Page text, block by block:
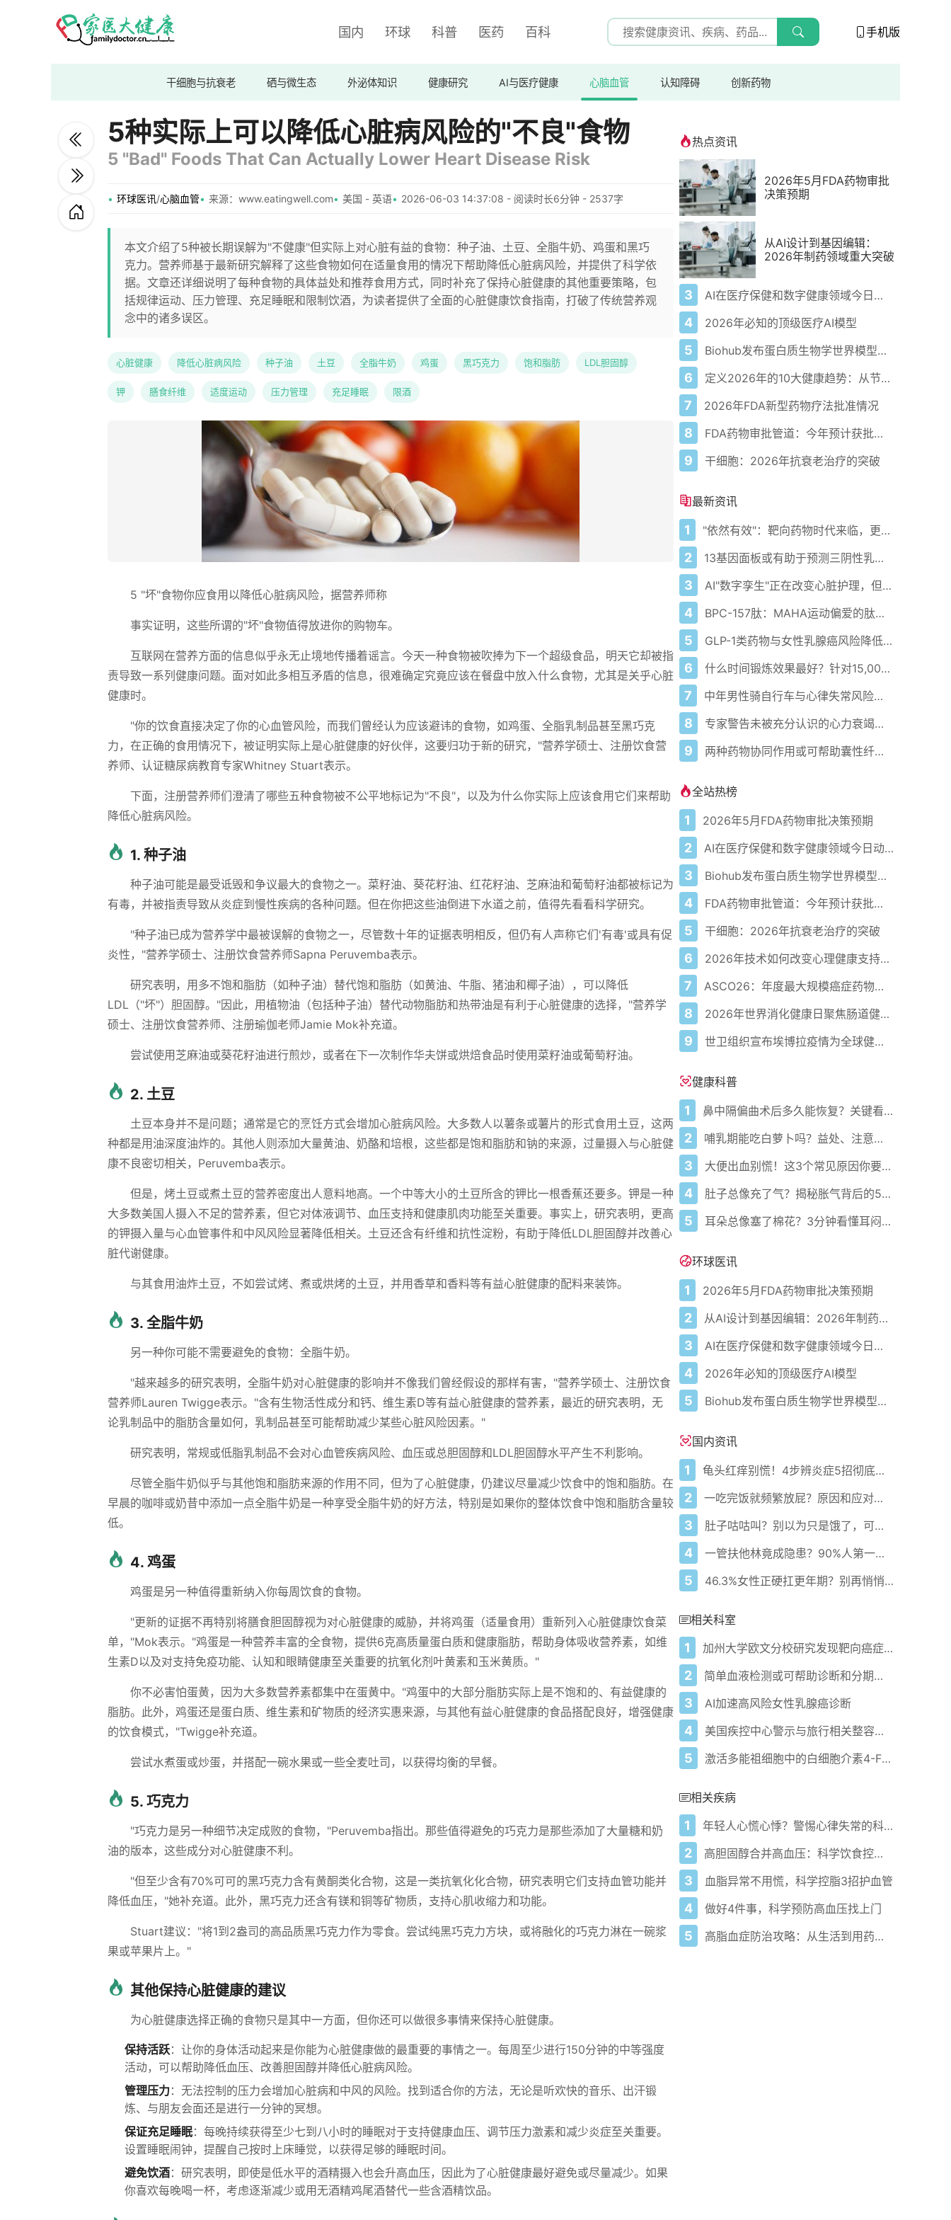
国内 环球 科普 医药 百科 手机版
干细胞与抗衰老 硒与微生态 外泌体知识 健康研究 AI与医疗健康 心脑血管 认知障碍 创新药物
5种实际上可以降低心脏病风险的"不良"食物
5 "Bad" Foods That Can Actually Lower Heart Disease Risk
环球医讯/心脑血管 来源：www.eatingwell.com 美国 - 英语 2026-06-03 14:37:08 - 阅读时长6分钟 - 2537字
本文介绍了5种被长期误解为"不健康"但实际上对心脏有益的食物：种子油、土豆、全脂牛奶、鸡蛋和黑巧
克力。营养师基于最新研究解释了这些食物如何在适量食用的情况下帮助降低心脏病风险，并提供了科学依
据。文章还详细说明了每种食物的具体益处和推荐食用方式，同时补充了保持心脏健康的其他重要策略，包
括规律运动、压力管理、充足睡眠和限制饮酒，为读者提供了全面的心脏健康饮食指南，打破了传统营养观
念中的诸多误区。
心脏健康 降低心脏病风险 种子油 土豆 全脂牛奶 鸡蛋 黑巧克力 饱和脂肪 LDL胆固醇
钾 膳食纤维 适度运动 压力管理 充足睡眠 限酒
5 "坏"食物你应食用以降低心脏病风险，据营养师称
事实证明，这些所谓的"坏"食物值得放进你的购物车。
互联网在营养方面的信息似乎永无止境地传播着谣言。今天一种食物被吹捧为下一个超级食品，明天它却被指
责导致一系列健康问题。面对如此多相互矛盾的信息，很难确定究竟应该在餐盘中放入什么食物，尤其是关乎心脏
健康时。
"你的饮食直接决定了你的心血管风险，而我们曾经认为应该避讳的食物，如鸡蛋、全脂乳制品甚至黑巧克
力，在正确的食用情况下，被证明实际上是心脏健康的好伙伴，这要归功于新的研究，"营养学硕士、注册饮食营
养师、认证糖尿病教育专家Whitney Stuart表示。
下面，注册营养师们澄清了哪些五种食物被不公平地标记为"不良"，以及为什么你实际上应该食用它们来帮助
降低心脏病风险。
1. 种子油
种子油可能是最受诋毁和争议最大的食物之一。菜籽油、葵花籽油、红花籽油、芝麻油和葡萄籽油都被标记为
有毒，并被指责导致从炎症到慢性疾病的各种问题。但在你把这些油倒进下水道之前，值得先看看科学研究。
"种子油已成为营养学中最被误解的食物之一，尽管数十年的证据表明相反，但仍有人声称它们'有毒'或具有促
炎性，"营养学硕士、注册饮食营养师Sapna Peruvemba表示。
研究表明，用多不饱和脂肪（如种子油）替代饱和脂肪（如黄油、牛脂、猪油和椰子油），可以降低
LDL（"坏"）胆固醇。"因此，用植物油（包括种子油）替代动物脂肪和热带油是有利于心脏健康的选择，"营养学
硕士、注册饮食营养师、注册瑜伽老师Jamie Mok补充道。
尝试使用芝麻油或葵花籽油进行煎炒，或者在下一次制作华夫饼或烘焙食品时使用菜籽油或葡萄籽油。
2. 土豆
土豆本身并不是问题；通常是它的烹饪方式会增加心脏病风险。大多数人以薯条或薯片的形式食用土豆，这两
种都是用油深度油炸的。其他人则添加大量黄油、奶酪和培根，这些都是饱和脂肪和钠的来源，过量摄入与心脏健
康不良密切相关，Peruvemba表示。
但是，烤土豆或煮土豆的营养密度出人意料地高。一个中等大小的土豆所含的钾比一根香蕉还要多。钾是一种
大多数美国人摄入不足的营养素，但它对体液调节、血压支持和健康肌肉功能至关重要。事实上，研究表明，更高
的钾摄入量与心血管事件和中风风险显著降低相关。土豆还含有纤维和抗性淀粉，有助于降低LDL胆固醇并改善心
脏代谢健康。
与其食用油炸土豆，不如尝试烤、煮或烘烤的土豆，并用香草和香料等有益心脏健康的配料来装饰。
3. 全脂牛奶
另一种你可能不需要避免的食物：全脂牛奶。
"越来越多的研究表明，全脂牛奶对心脏健康的影响并不像我们曾经假设的那样有害，"营养学硕士、注册饮食
营养师Lauren Twigge表示。"含有生物活性成分和钙、维生素D等有益心脏健康的营养素，最近的研究表明，无
论乳制品中的脂肪含量如何，乳制品甚至可能帮助减少某些心脏风险因素。"
研究表明，常规或低脂乳制品不会对心血管疾病风险、血压或总胆固醇和LDL胆固醇水平产生不利影响。
尽管全脂牛奶似乎与其他饱和脂肪来源的作用不同，但为了心脏健康，仍建议尽量减少饮食中的饱和脂肪。在
早晨的咖啡或奶昔中添加一点全脂牛奶是一种享受全脂牛奶的好方法，特别是如果你的整体饮食中饱和脂肪含量较
低。
4. 鸡蛋
鸡蛋是另一种值得重新纳入你每周饮食的食物。
"更新的证据不再特别将膳食胆固醇视为对心脏健康的威胁，并将鸡蛋（适量食用）重新列入心脏健康饮食菜
单，"Mok表示。"鸡蛋是一种营养丰富的全食物，提供6克高质量蛋白质和健康脂肪，帮助身体吸收营养素，如维
生素D以及对支持免疫功能、认知和眼睛健康至关重要的抗氧化剂叶黄素和玉米黄质。"
你不必害怕蛋黄，因为大多数营养素都集中在蛋黄中。"鸡蛋中的大部分脂肪实际上是不饱和的、有益健康的
脂肪。此外，鸡蛋还是蛋白质、维生素和矿物质的经济实惠来源，与其他有益心脏健康的食品搭配良好，增强健康
的饮食模式，"Twigge补充道。
尝试水煮蛋或炒蛋，并搭配一碗水果或一些全麦吐司，以获得均衡的早餐。
5. 巧克力
"巧克力是另一种细节决定成败的食物，"Peruvemba指出。那些值得避免的巧克力是那些添加了大量糖和奶
油的版本，这些成分对心脏健康不利。
"但至少含有70%可可的黑巧克力含有黄酮类化合物，这是一类抗氧化化合物，研究表明它们支持血管功能并
降低血压，"她补充道。此外，黑巧克力还含有镁和铜等矿物质，支持心肌收缩力和功能。
Stuart建议："将1到2盎司的高品质黑巧克力作为零食。尝试纯黑巧克力方块，或将融化的巧克力淋在一碗浆
果或苹果片上。"
其他保持心脏健康的建议
为心脏健康选择正确的食物只是其中一方面，但你还可以做很多事情来保持心脏健康。
保持活跃：让你的身体活动起来是你能为心脏健康做的最重要的事情之一。每周至少进行150分钟的中等强度
活动，可以帮助降低血压、改善胆固醇并降低心脏病风险。
管理压力：无法控制的压力会增加心脏病和中风的风险。找到适合你的方法，无论是听欢快的音乐、出汗锻
炼、与朋友会面还是进行一分钟的冥想。
保证充足睡眠：每晚持续获得至少七到八小时的睡眠对于支持健康血压、调节压力激素和减少炎症至关重要。
设置睡眠闹钟，提醒自己按时上床睡觉，以获得足够的睡眠时间。
避免饮酒：研究表明，即使是低水平的酒精摄入也会升高血压，因此为了心脏健康最好避免或尽量减少。如果
你喜欢每晚喝一杯，考虑逐渐减少或用无酒精鸡尾酒替代一些含酒精饮品。
热点资讯
2026年5月FDA药物审批
决策预期
从AI设计到基因编辑：
2026年制药领域重大突破
3 AI在医疗保健和数字健康领域今日动态——2026年5月4日
4 2026年必知的顶级医疗AI模型
5 Biohub发布蛋白质生物学世界模型以应对疾病
6 定义2026年的10大健康趋势：从节律健康到冷热交替疗法
7 2026年FDA新型药物疗法批准情况
8 FDA药物审批管道：今年预计获批的关键新疗法
9 干细胞：2026年抗衰老治疗的突破
最新资讯
1 "依然有效"：靶向药物时代来临，更多癌症患者得以长期生存
2 13基因面板或有助于预测三阴性乳腺癌对化疗的反应
3 AI"数字孪生"正在改变心脏护理，但它们对女性有效吗
4 BPC-157肽：MAHA运动偏爱的肽的隐秘历史
5 GLP-1类药物与女性乳腺癌风险降低相关
6 什么时间锻炼效果最好？针对15,000人的新研究指出一个明确的窗口期
7 中年男性骑自行车与心律失常风险升高相关
8 专家警告未被充分认识的心力衰竭亚型正在推高成本和再入院率
9 两种药物协同作用或可帮助囊性纤维化患者，斯坦福医学院主导的研究显示
全站热榜
1 2026年5月FDA药物审批决策预期
2 AI在医疗保健和数字健康领域今日动态——2026年5月4日
3 Biohub发布蛋白质生物学世界模型以应对疾病
4 FDA药物审批管道：今年预计获批的关键新疗法
5 干细胞：2026年抗衰老治疗的突破
6 2026年技术如何改变心理健康支持的获取方式
7 ASCO26：年度最大规模癌症药物会议前值得关注的5项数据概览
8 2026年世界消化健康日聚焦肠道健康进展与疾病意识
9 世卫组织宣布埃博拉疫情为全球健康紧急状态：6个关键问题解答
健康科普
1 鼻中隔偏曲术后多久能恢复？关键看这几点
2 哺乳期能吃白萝卜吗？益处、注意事项一次说清
3 大便出血别慌！这3个常见原因你要知道
4 肚子总像充了气？揭秘胀气背后的5大元凶与自救指南
5 耳朵总像塞了棉花？3分钟看懂耳闷的真相与自救指南
环球医讯
1 2026年5月FDA药物审批决策预期
2 从AI设计到基因编辑：2026年制药领域重大突破
3 AI在医疗保健和数字健康领域今日动态——2026年5月4日
4 2026年必知的顶级医疗AI模型
5 Biohub发布蛋白质生物学世界模型以应对疾病
国内资讯
1 龟头红痒别慌！4步辨炎症5招彻底防复发
2 一吃完饭就频繁放屁？原因和应对办法揭秘！
3 肚子咕咕叫？别以为只是饿了，可能是身体在求救！
4 一管扶他林竟成隐患？90%人第一步就错了！
5 46.3%女性正硬扛更年期？别再悄悄忍了！
相关科室
1 加州大学欧文分校研究发现靶向癌症疗法存在严重感染风险
2 简单血液检测或可帮助诊断和分期阿尔茨海默病
3 AI加速高风险女性乳腺癌诊断
4 美国疾控中心警示与旅行相关整容手术的健康风险
5 激活多能祖细胞中的白细胞介素4-FLT3-STAT6轴可恢复炎症和衰老状态下的淋巴细胞生成
相关疾病
1 年轻人心慌心悸？警惕心律失常的科学应对
2 高胆固醇合并高血压：科学饮食控病指南
3 血脂异常不用慌，科学控脂3招护血管
4 做好4件事，科学预防高血压找上门
5 高脂血症防治攻略：从生活到用药全解析